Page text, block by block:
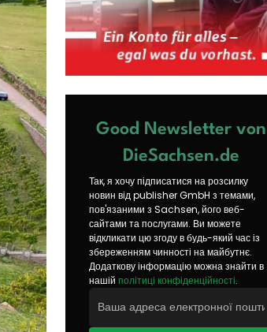
Good Newsletter von
DieSachsen.de
Так, я хочу підписатися на розсилку
новин від publisher GmbH з темами,
пов'язаними з Sachsen, його веб-
сайтами та послугами. Ви можете
відкликати цю згоду в будь-який час із
збереженням чинності на майбутнє.
Додаткову інформацію можна знайти в
нашій політиці конфіденційності.